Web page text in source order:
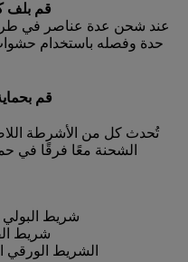
قم بلف
عند شحن عدة عناصر في
حدة وفصله باستخدام
قم
تُحدث كل من الأشرطة
الشحنة معًا فرقًا في
شريط البولي
شريط
الشريط الورقي